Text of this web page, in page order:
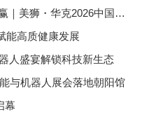
思想碰撞启新局，精准对接促共赢｜美狮・华克2026中国餐饮包装创新发展大会圆满收官
能高质健康发展
人盛宴解锁科技新生态
与机器人展会落地朝阳馆
幕